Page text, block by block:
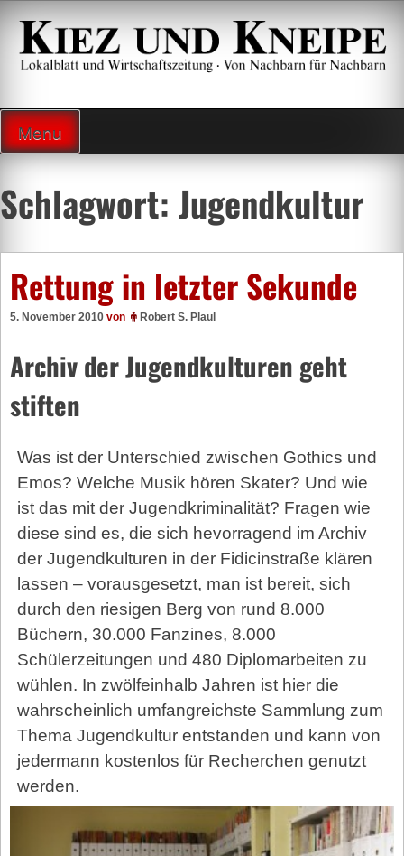
Zum
Inhalt
springen
Menu
Schlagwort: Jugendkultur
Rettung in letzter Sekunde
5. November 2010 von Robert S. Plaul
Archiv der Jugendkulturen geht
stiften
Was ist der Unterschied zwischen Gothics und
Emos? Welche Musik hören Skater? Und wie
ist das mit der Jugendkriminalität? Fragen wie
diese sind es, die sich hevorragend im Archiv
der Jugendkulturen in der Fidicinstraße klären
lassen – vorausgesetzt, man ist bereit, sich
durch den riesigen Berg von rund 8.000
Büchern, 30.000 Fanzines, 8.000
Schülerzeitungen und 480 Diplomarbeiten zu
wühlen. In zwölfeinhalb Jahren ist hier die
wahrscheinlich umfangreichste Sammlung zum
Thema Jugendkultur entstanden und kann von
jedermann kostenlos für Recherchen genutzt
werden.